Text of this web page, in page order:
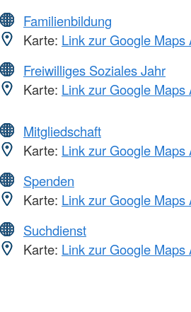
Familienbildung
Karte: Link zur Google Maps
Freiwilliges Soziales Jahr
Karte: Link zur Google Maps
Mitgliedschaft
Karte: Link zur Google Maps
Spenden
Karte: Link zur Google Maps
Suchdienst
Karte: Link zur Google Maps